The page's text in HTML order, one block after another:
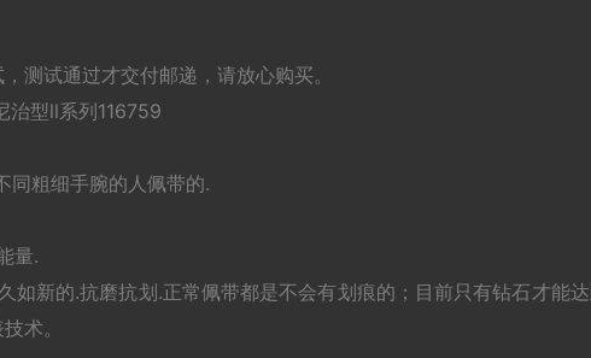
测试通过才交付邮递，请放心购买。
治型ll系列116759
同粗细手腕的人佩带的.
量.
如新的.抗磨抗划.正常佩带都是不会有划痕的；目前只有钻石才能达
术。